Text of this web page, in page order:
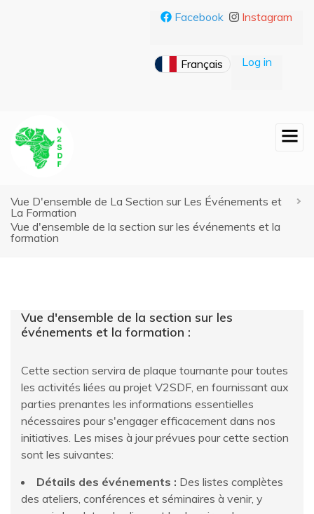
Facebook Instagram
Log in
Fil
d'Ariane
Vue D'ensemble de La Section sur Les Événements et
La Formation
Vue d'ensemble de la section sur les événements et la
formation
Vue d'ensemble de la section sur les
événements et la formation :
Cette section servira de plaque tournante pour toutes
les activités liées au projet V2SDF, en fournissant aux
parties prenantes les informations essentielles
nécessaires pour s'engager efficacement dans nos
initiatives. Les mises à jour prévues pour cette section
sont les suivantes:
Détails des événements : Des listes complètes
des ateliers, conférences et séminaires à venir, y